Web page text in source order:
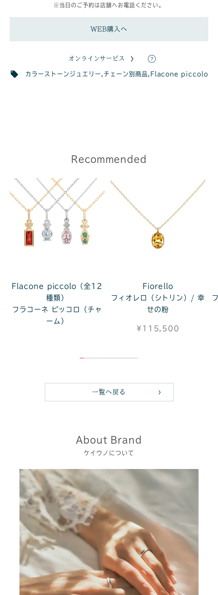
※当日のご予約は店舗へお電話ください。
WEB購入へ
オンラインサービス
カラーストーンジュエリー チェーン別商品 Flacone piccolo
Recommended
Flacone piccolo（全12
種類）
フラコーネ ピッコロ（チャ
ーム）
Fiorello
フィオレロ（シトリン）/ 幸
せの粉
¥115,500
一覧へ戻る
About Brand
ケイウノについて